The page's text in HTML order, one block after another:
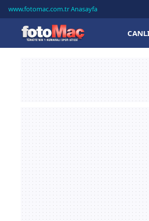
www.fotomac.com.tr Anasayfa